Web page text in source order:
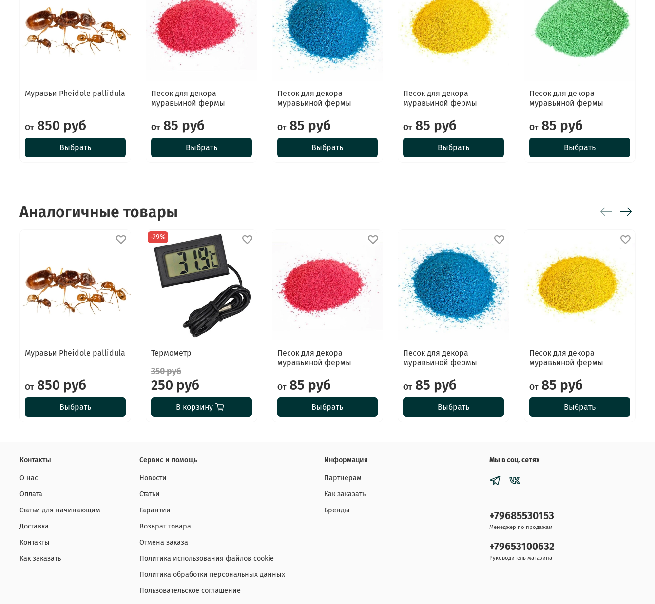
Муравьи Pheidole pallidula
От850 руб
Выбрать
Песок для декора
муравьиной фермы
От85 руб
Выбрать
Песок для декора
муравьиной фермы
От85 руб
Выбрать
Песок для декора
муравьиной фермы
От85 руб
Выбрать
Песок для декора
муравьиной фермы
От85 руб
Выбрать
Аналогичные товары
Муравьи Pheidole pallidula
От850 руб
Выбрать
-29%
Термометр
350 руб
250 руб
В корзину
Песок для декора
муравьиной фермы
От85 руб
Выбрать
Песок для декора
муравьиной фермы
От85 руб
Выбрать
Песок для декора
муравьиной фермы
От85 руб
Выбрать
Контакты
О нас
Оплата
Статьи для начинающим
Доставка
Контакты
Как заказать
Сервис и помощь
Новости
Статьи
Гарантии
Возврат товара
Отмена заказа
Политика использования файлов cookie
Политика обработки персональных данных
Пользовательское соглашение
Информация
Партнерам
Как заказать
Бренды
Мы в соц. сетях
+79685530153
Менеджер по продажам
+79653100632
Руководитель магазина